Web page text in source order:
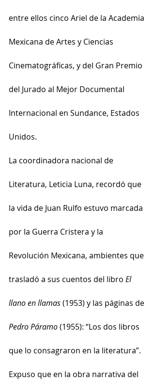
entre ellos cinco Ariel de la Academia
Mexicana de Artes y Ciencias
Cinematográficas, y del Gran Premio
del Jurado al Mejor Documental
Internacional en Sundance, Estados
Unidos.
La coordinadora nacional de
Literatura, Leticia Luna, recordó que
la vida de Juan Rulfo estuvo marcada
por la Guerra Cristera y la
Revolución Mexicana, ambientes que
trasladó a sus cuentos del libro El
llano en llamas (1953) y las páginas de
Pedro Páramo (1955): “Los dos libros
que lo consagraron en la literatura”.
Expuso que en la obra narrativa del